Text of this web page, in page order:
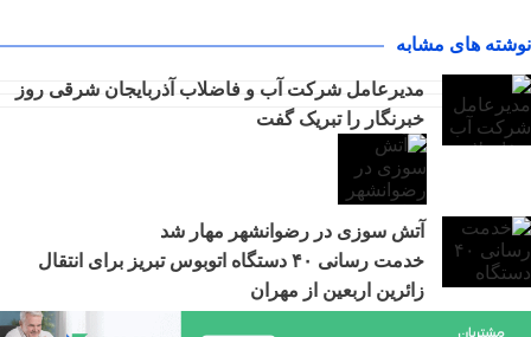
نوشته های مشابه
مدیرعامل شرکت آب و فاضلاب آذربایجان شرقی روز
خبرنگار را تبریک گفت
آتش سوزی در رضوانشهر مهار شد
خدمت رسانی ۴۰ دستگاه اتوبوس تبریز برای انتقال
زائرین اربعین از مهران